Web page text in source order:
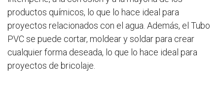
productos químicos, lo que lo hace ideal para
proyectos relacionados con el agua. Además, el Tubo
PVC se puede cortar, moldear y soldar para crear
cualquier forma deseada, lo que lo hace ideal para
proyectos de bricolaje.